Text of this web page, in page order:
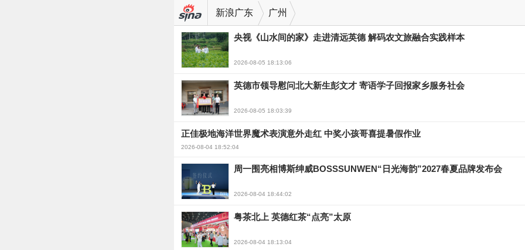
新浪广东 广州
央视《山水间的家》走进清远英德 解码农文旅融合实践样本
2026-08-05 18:13:06
英德市领导慰问北大新生彭文才 寄语学子回报家乡服务社会
2026-08-05 18:03:39
正佳极地海洋世界魔术表演意外走红 中奖小孩哥喜提暑假作业
2026-08-04 18:52:04
周一围亮相博斯绅威BOSSSUNWEN“日光海韵”2027春夏品牌发布会
2026-08-04 18:44:02
粤茶北上 英德红茶“点亮”太原
2026-08-04 18:13:04